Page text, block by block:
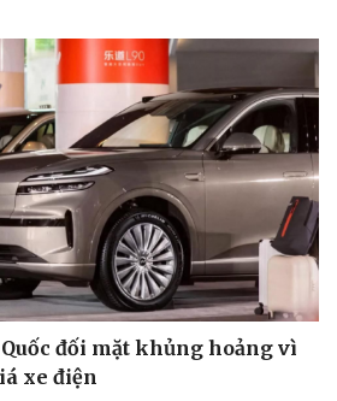
đối mặt khủng hoảng vì
xe điện